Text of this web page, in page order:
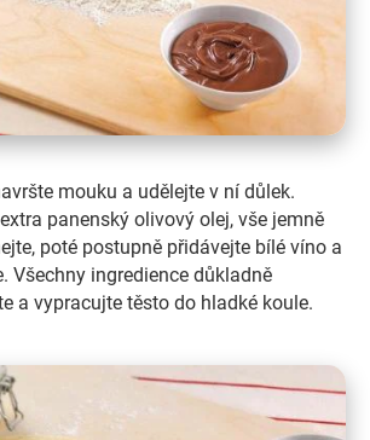
mouku a udělejte v ní důlek.
panenský olivový olej, vše jemně
poté postupně přidávejte bílé víno a
Všechny ingredience důkladně
a vypracujte těsto do hladké koule.